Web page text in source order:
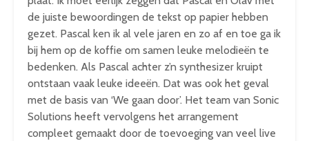
de juiste bewoordingen de tekst op papier hebben
gezet. Pascal ken ik al vele jaren en zo af en toe ga ik
bij hem op de koffie om samen leuke melodieën te
bedenken. Als Pascal achter z’n synthesizer kruipt
ontstaan vaak leuke ideeën. Dat was ook het geval
met de basis van ‘We gaan door’. Het team van Sonic
Solutions heeft vervolgens het arrangement
compleet gemaakt door de toevoeging van veel live